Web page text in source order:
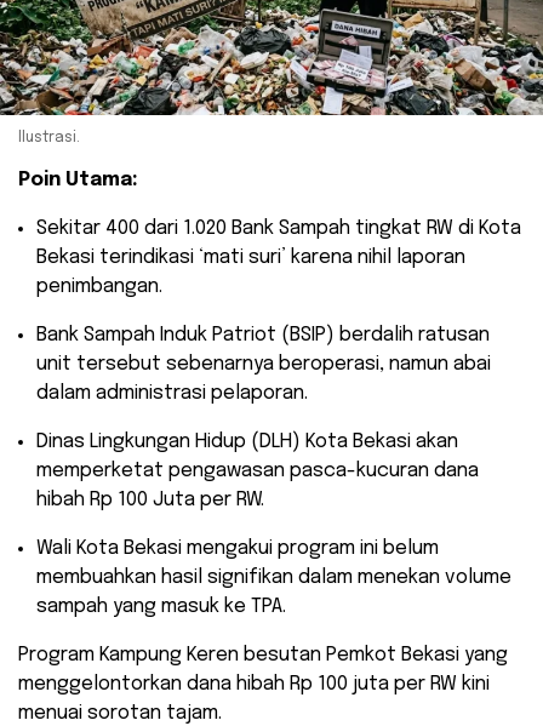
Ilustrasi.
Poin Utama:
​Sekitar 400 dari 1.020 Bank Sampah tingkat RW di Kota
Bekasi terindikasi ‘mati suri’ karena nihil laporan
penimbangan.
​Bank Sampah Induk Patriot (BSIP) berdalih ratusan
unit tersebut sebenarnya beroperasi, namun abai
dalam administrasi pelaporan.
​Dinas Lingkungan Hidup (DLH) Kota Bekasi akan
memperketat pengawasan pasca-kucuran dana
hibah Rp 100 Juta per RW.
​Wali Kota Bekasi mengakui program ini belum
membuahkan hasil signifikan dalam menekan volume
sampah yang masuk ke TPA.
Program Kampung Keren besutan Pemkot Bekasi yang
menggelontorkan dana hibah Rp 100 juta per RW kini
menuai sorotan tajam.